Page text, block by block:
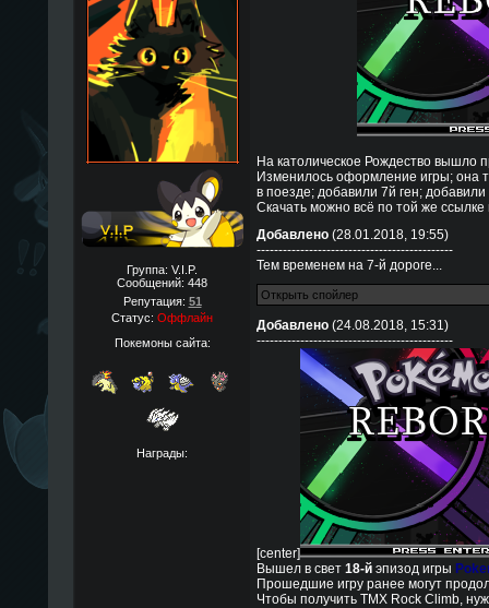
Группа: V.I.P.
Сообщений: 448
Репутация: 51
Статус: Оффлайн
Покемоны сайта:
Награды:
На католическое Рождество вышло
Изменилось оформление игры; она
в поезде; добавили 7й ген;
Скачать можно всё по той же ссылке
Добавлено(28.01.2018, 19:55)
---------------------------------------------
Тем временем на 7-й дороге...
Добавлено(24.08.2018, 15:31)
---------------------------------------------
[center]
Вышел в свет 18-йэпизод игры
Прошедшие игру ранее могут
Чтобы получить TMX Rock Climb,